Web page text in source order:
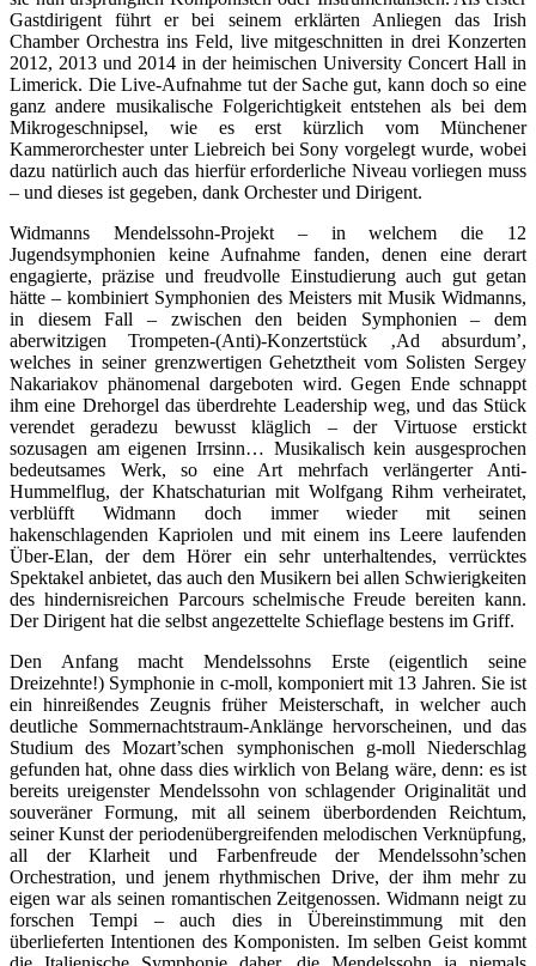
Gastdirigent führt er bei seinem erklärten Anliegen das Irish
Chamber Orchestra ins Feld, live mitgeschnitten in drei Konzerten
2012, 2013 und 2014 in der heimischen University Concert Hall in
Limerick. Die Live-Aufnahme tut der Sache gut, kann doch so eine
ganz andere musikalische Folgerichtigkeit entstehen als bei dem
Mikrogeschnipsel, wie es erst kürzlich vom Münchener
Kammerorchester unter Liebreich bei Sony vorgelegt wurde, wobei
dazu natürlich auch das hierfür erforderliche Niveau vorliegen muss
– und dieses ist gegeben, dank Orchester und Dirigent.
Widmanns Mendelssohn-Projekt – in welchem die 12
Jugendsymphonien keine Aufnahme fanden, denen eine derart
engagierte, präzise und freudvolle Einstudierung auch gut getan
hätte – kombiniert Symphonien des Meisters mit Musik Widmanns,
in diesem Fall – zwischen den beiden Symphonien – dem
aberwitzigen Trompeten-(Anti)-Konzertstück ‚Ad absurdum’,
welches in seiner grenzwertigen Gehetztheit vom Solisten Sergey
Nakariakov phänomenal dargeboten wird. Gegen Ende schnappt
ihm eine Drehorgel das überdrehte Leadership weg, und das Stück
verendet geradezu bewusst kläglich – der Virtuose erstickt
sozusagen am eigenen Irrsinn… Musikalisch kein ausgesprochen
bedeutsames Werk, so eine Art mehrfach verlängerter Anti-
Hummelflug, der Khatschaturian mit Wolfgang Rihm verheiratet,
verblüfft Widmann doch immer wieder mit seinen
hakenschlagenden Kapriolen und mit einem ins Leere laufenden
Über-Elan, der dem Hörer ein sehr unterhaltendes, verrücktes
Spektakel anbietet, das auch den Musikern bei allen Schwierigkeiten
des hindernisreichen Parcours schelmische Freude bereiten kann.
Der Dirigent hat die selbst angezettelte Schieflage bestens im Griff.
Den Anfang macht Mendelssohns Erste (eigentlich seine
Dreizehnte!) Symphonie in c-moll, komponiert mit 13 Jahren. Sie ist
ein hinreißendes Zeugnis früher Meisterschaft, in welcher auch
deutliche Sommernachtstraum-Anklänge hervorscheinen, und das
Studium des Mozart’schen symphonischen g-moll Niederschlag
gefunden hat, ohne dass dies wirklich von Belang wäre, denn: es ist
bereits ureigenster Mendelssohn von schlagender Originalität und
souveräner Formung, mit all seinem überbordenden Reichtum,
seiner Kunst der periodenübergreifenden melodischen Verknüpfung,
all der Klarheit und Farbenfreude der Mendelssohn’schen
Orchestration, und jenem rhythmischen Drive, der ihm mehr zu
eigen war als seinen romantischen Zeitgenossen. Widmann neigt zu
forschen Tempi – auch dies in Übereinstimmung mit den
überlieferten Intentionen des Komponisten. Im selben Geist kommt